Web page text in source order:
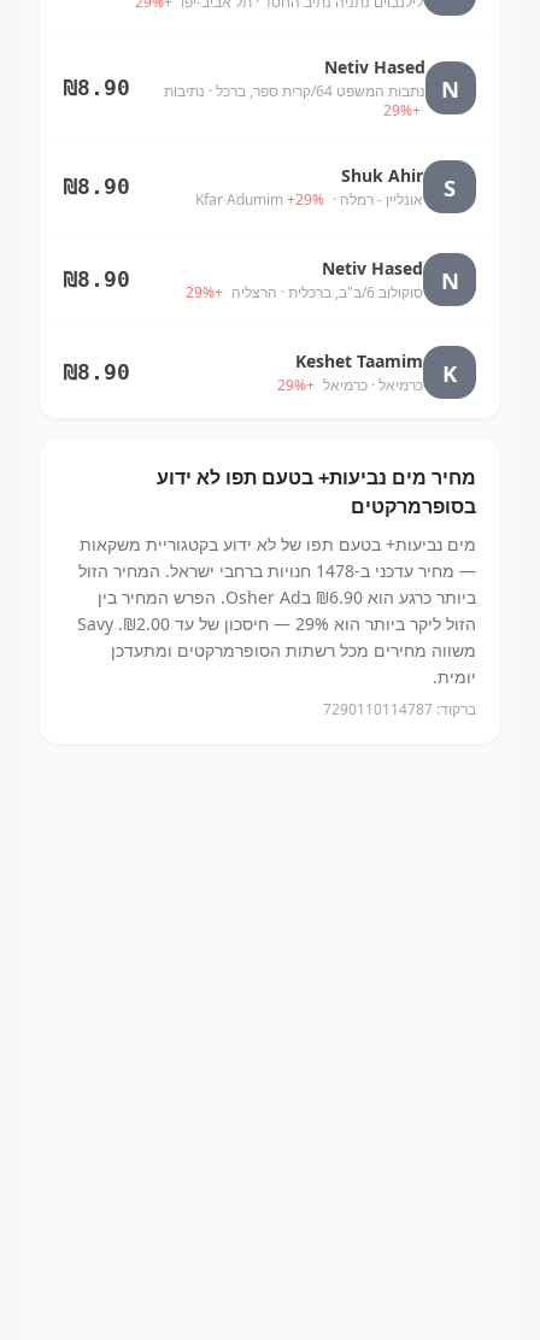
N
Netiv Hased
נתבות המשפט 64/קרית ספר, ברכל
· נתיבות
+
29%
₪8.90
S
Shuk Ahir
אונליין - רמלה · Kfar Adumim
+29%
₪8.90
N
Netiv Hased
סוקולוב 6/ב"ב, ברכלית · הרצליה +
29%
₪8.90
K
Keshet Taamim
כרמיאל · כרמיאל +
29%
₪8.90
מחיר מים נביעות+ בטעם תפו לא ידוע
בסופרמרקטים
מים נביעות+ בטעם תפו של לא ידוע בקטגוריית משקאות
— מחיר עדכני ב-1478 חנויות ברחבי ישראל. המחיר הזול
ביותר כרגע הוא ₪6.90
בOsher Ad.
הפרש המחיר בין
הזול ליקר ביותר הוא 29% — חיסכון של עד ₪2.00.
Savy
משווה מחירים מכל רשתות הסופרמרקטים ומתעדכן
יומית.
ברקוד: 7290110114787